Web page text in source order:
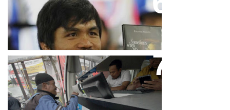
Dicibir Di Medsos, Manny
Pacquiao Tegaskan Pendirian
Tolak LGBT
Bjb T Samsat Manjakan Nasabah
Dalam Bayar Pajak Kendaraan